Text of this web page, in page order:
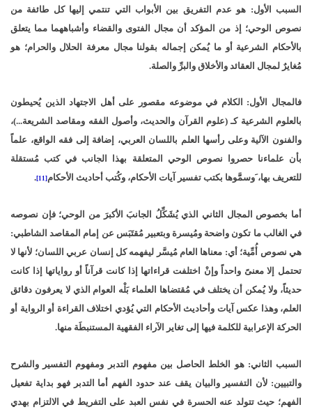
السبب الأول: هو عدم التفريق بين الأبواب التي تنتمي إليها كل طائفة من
نصوص الوحي؛ إذ من المؤكد أن مجال الفتوى والقضاء وأشباههما مما يتعلق
بالأحكام الشرعية أو ما يُمكن إجماله بقولنا مجال معرفة الحلال والحرام؛ هو
مُغايرٌ لمجال العقائد والأخلاق والبرِّ والصلة.
فالمجال الأول: الكلام في موضوعه مقصور على أهل الاجتهاد الذين يُحيطون
بالعلوم الشرعية كـ (علوم القرآن والحديث، وأصول الفقه ومقاصد الشريعة...)،
والفنون الآلية وعلى رأسها العلم باللسان العربي، إضافة إلى فقه الواقع، علماً
بأن علماءنا حصروا نصوص الوحي المتعلقة بهذا الجانب في كتب مُستقلة
للتعريف بها، َوسمََّوها بكتب تفسير آيات الأحكام، وكُتب أحاديث الأحكام [11]
.
أما بخصوص المجال الثاني الذي يُشَكِّلُ الجانبَ الأكبرَ من الوحي؛ فإن نصوصه
في الغالب ما تكون واضحة ومُيسرة وبتعبير مُقتَبَس عن إمام المقاصد الشاطبي:
هي نصوص أُمِّية؛ أي: معناها العام مُيسَّر ليفهمه كل إنسان عربي اللسان؛ لأنها لا
تحتمل إلا معنىً واحداً وإنْ اختلفت قراءاتها إذا كانت قرآناً أو رواياتها إذا كانت
حديثاً، ولا يُمكن أن يختلف في مُقتضاها العلماء بَلْه العوام الذي لا يعرفون دقائق
العلم، وهذا عكس آيات وأحاديث الأحكام التي يُؤدي اختلاف القراءة أو الرواية أو
الحركة الإعرابية للكلمة فيها إلى تغاير الآراء الفقهية المستنبطَة منها.
السبب الثاني: هو الخلط الحاصل بين مفهوم التدبر ومفهوم التفسير والشرح
والتبيين: لأن التفسير والبيان يقف عند حدود الفهم أما التدبر فهو بداية تفعيل
الفهم؛ حيث تتولد عنه الحسرة في نفس العبد على التفريط في الالتزام بهدي